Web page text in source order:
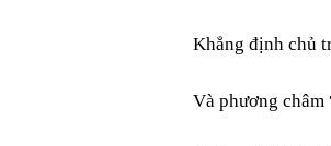
Khẳng định chủ
Và phư­ơng